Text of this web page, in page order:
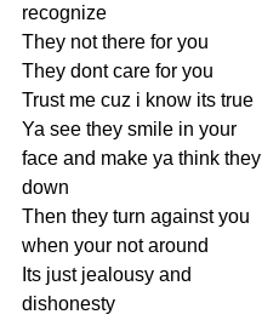
recognize
They not there for you
They dont care for you
Trust me cuz i know its true
Ya see they smile in your
face and make ya think they
down
Then they turn against you
when your not around
Its just jealousy and
dishonesty